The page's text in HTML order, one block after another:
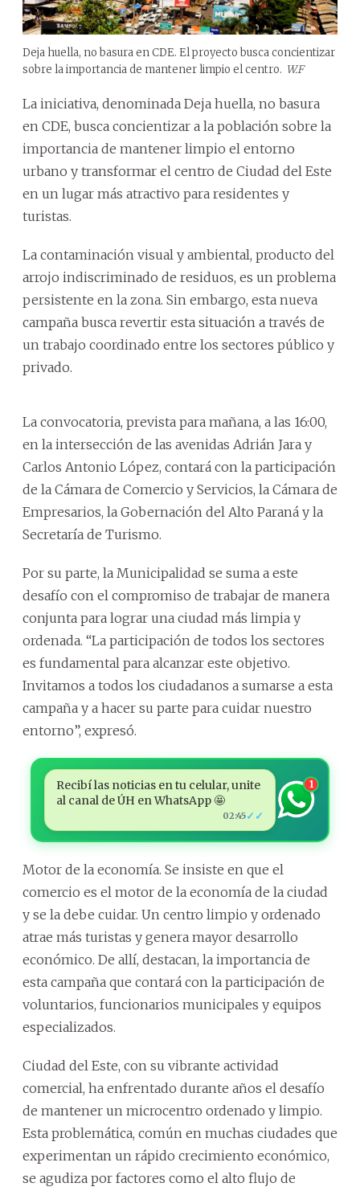
Deja huella, no basura en CDE. El proyecto busca concientizar
sobre la importancia de mantener limpio el centro. W.F
La iniciativa, denominada Deja huella, no basura
en CDE, busca concientizar a la población sobre la
importancia de mantener limpio el entorno
urbano y transformar el centro de Ciudad del Este
en un lugar más atractivo para residentes y
turistas.
La contaminación visual y ambiental, producto del
arrojo indiscriminado de residuos, es un problema
persistente en la zona. Sin embargo, esta nueva
campaña busca revertir esta situación a través de
un trabajo coordinado entre los sectores público y
privado.
La convocatoria, prevista para mañana, a las 16:00,
en la intersección de las avenidas Adrián Jara y
Carlos Antonio López, contará con la participación
de la Cámara de Comercio y Servicios, la Cámara de
Empresarios, la Gobernación del Alto Paraná y la
Secretaría de Turismo.
Por su parte, la Municipalidad se suma a este
desafío con el compromiso de trabajar de manera
conjunta para lograr una ciudad más limpia y
ordenada. “La participación de todos los sectores
es fundamental para alcanzar este objetivo.
Invitamos a todos los ciudadanos a sumarse a esta
campaña y a hacer su parte para cuidar nuestro
entorno”, expresó.
Recibí las noticias en tu celular, unite
al canal de ÚH en WhatsApp 🤩
02:45✓✓
1
Motor de la economía. Se insiste en que el
comercio es el motor de la economía de la ciudad
y se la debe cuidar. Un centro limpio y ordenado
atrae más turistas y genera mayor desarrollo
económico. De allí, destacan, la importancia de
esta campaña que contará con la participación de
voluntarios, funcionarios municipales y equipos
especializados.
Ciudad del Este, con su vibrante actividad
comercial, ha enfrentado durante años el desafío
de mantener un microcentro ordenado y limpio.
Esta problemática, común en muchas ciudades que
experimentan un rápido crecimiento económico,
se agudiza por factores como el alto flujo de